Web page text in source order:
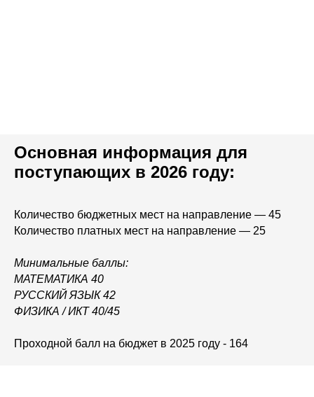
Основная информация для
поступающих в 2026 году:
Количество бюджетных мест на направление — 45
Количество платных мест на направление — 25
Минимальные баллы:
МАТЕМАТИКА 40
РУССКИЙ ЯЗЫК 42
ФИЗИКА / ИКТ 40/45
Проходной балл на бюджет в 2025 году - 164